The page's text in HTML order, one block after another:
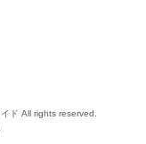
ド All rights reserved.